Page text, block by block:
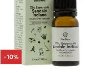
-10%